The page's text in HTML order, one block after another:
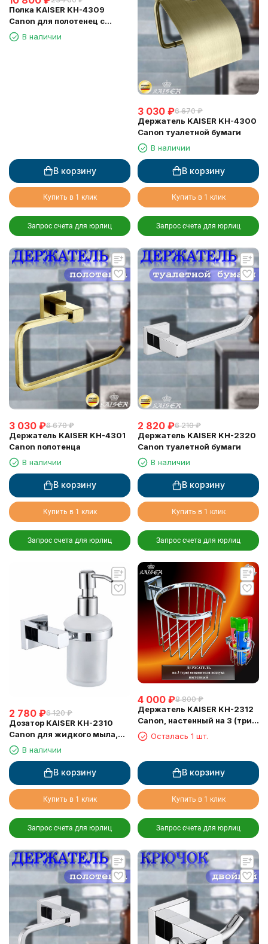
Полка KAISER KH-4309
Canon для полотенец с
держателем
В наличии
В корзину
Купить в 1 клик
Запрос счета для юрлиц
3 030 ₽6 670 ₽
Держатель KAISER KH-4300
Canon туалетной бумаги
В наличии
В корзину
Купить в 1 клик
Запрос счета для юрлиц
3 030 ₽6 670 ₽
Держатель KAISER KH-4301
Canon полотенца
В наличии
В корзину
Купить в 1 клик
Запрос счета для юрлиц
2 820 ₽6 210 ₽
Держатель KAISER KH-2320
Canon туалетной бумаги
В наличии
В корзину
Купить в 1 клик
Запрос счета для юрлиц
2 780 ₽6 120 ₽
Дозатор KAISER KH-2310
Canon для жидкого мыла,
настенный
В наличии
В корзину
Купить в 1 клик
Запрос счета для юрлиц
4 000 ₽8 800 ₽
Держатель KAISER KH-2312
Canon, настенный на 3 (три)
освежителя воздуха
Осталась 1 шт.
В корзину
Купить в 1 клик
Запрос счета для юрлиц